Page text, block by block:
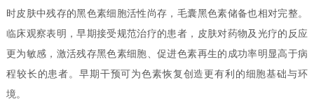
时皮肤中残存的黑色素细胞活性尚存，毛囊黑色素储备也相对完整。
临床观察表明，早期接受规范治疗的患者，皮肤对药物及光疗的反应
更为敏感，激活残存黑色素细胞、促进色素再生的成功率明显高于病
程较长的患者。早期干预可为色素恢复创造更有利的细胞基础与环
境。